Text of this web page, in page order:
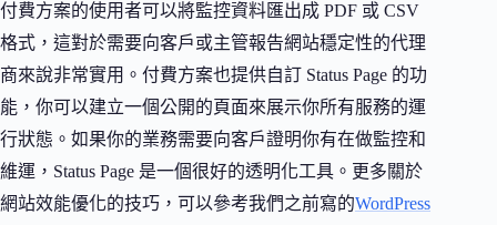
付費方案的使用者可以將監控資料匯出成 PDF 或 CSV
格式，這對於需要向客戶或主管報告網站穩定性的代理
商來說非常實用。付費方案也提供自訂 Status Page 的功
能，你可以建立一個公開的頁面來展示你所有服務的運
行狀態。如果你的業務需要向客戶證明你有在做監控和
維運，Status Page 是一個很好的透明化工具。更多關於
網站效能優化的技巧，可以參考我們之前寫的WordPress